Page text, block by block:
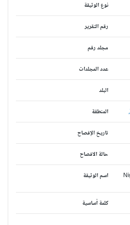
نوع الوثيقة
رقم التقرير
مجلد رقم
عدد المجلدات
البلد
المنطقة
تاريخ الإفصاح
حالة الافصاح
اسم الوثيقة
كلمة أساسية